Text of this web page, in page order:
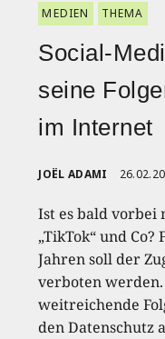
MEDIEN THEMA
Social-
seine
im Internet
JOËL ADAMI
Ist es bald vorbei
„TikTok“ und
Jahren soll der
verboten werden.
weitreichende
den Datenschutz